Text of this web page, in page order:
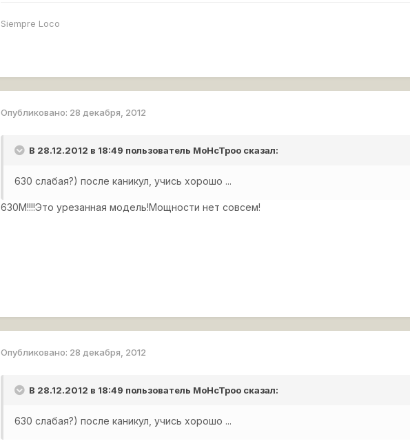
Siempre Loco
Опубликовано: 28 декабря, 2012
В 28.12.2012 в 18:49 пользователь MoHcTpoo сказал:
630 слабая?) после каникул, учись хорошо ...
630M!!!!Это урезанная модель!Мощности нет совсем!
Опубликовано: 28 декабря, 2012
В 28.12.2012 в 18:49 пользователь MoHcTpoo сказал:
630 слабая?) после каникул, учись хорошо ...